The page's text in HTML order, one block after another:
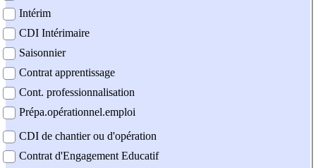
Intérim
CDI Intérimaire
Saisonnier
Contrat apprentissage
Cont. professionnalisation
Prépa.opérationnel.emploi
CDI de chantier ou d'opération
Contrat d'Engagement Educatif